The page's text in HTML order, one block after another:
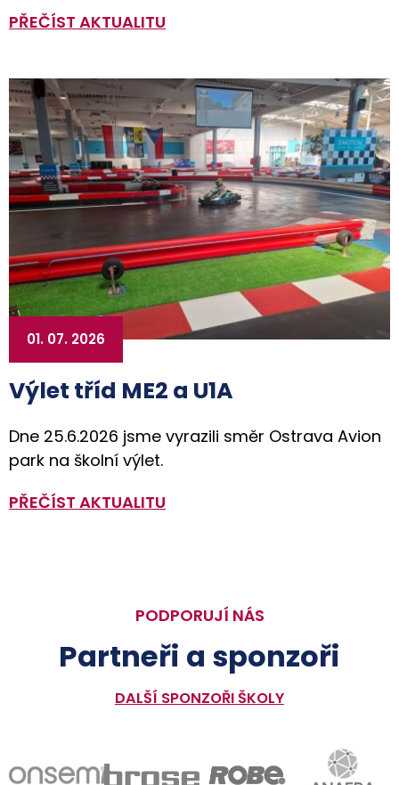
PŘEČÍST AKTUALITU
Výlet tříd ME2 a U1A
01. 07. 2026
Dne 25.6.2026 jsme vyrazili směr Ostrava Avion
park na školní výlet.
PŘEČÍST AKTUALITU
PODPORUJÍ NÁS
Partneři a sponzoři
DALŠÍ SPONZOŘI ŠKOLY